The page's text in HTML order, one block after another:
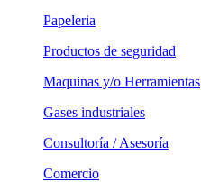
Papeleria
Productos de seguridad
Maquinas y/o Herramientas
Gases industriales
Consultoría / Asesoría
Comercio